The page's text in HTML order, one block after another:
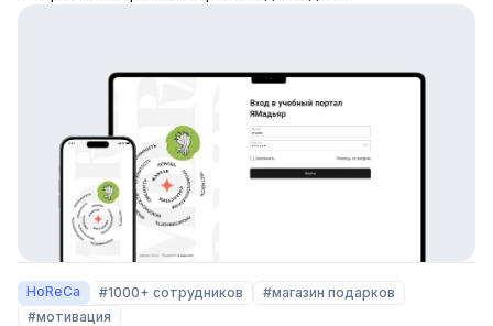
HoReCa #1000+ сотрудников
#магазин подарков
#мотивация